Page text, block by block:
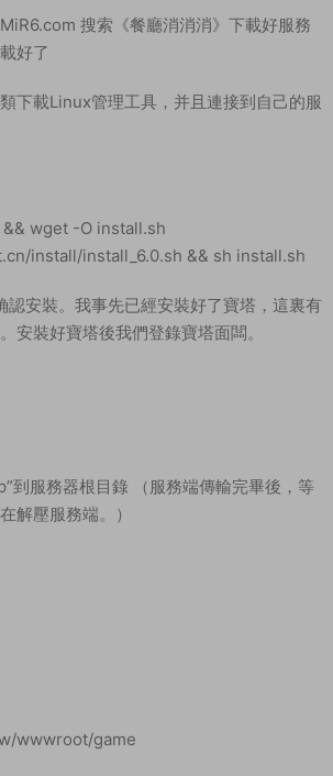
搜索《餐廳消消消》下載好服務
好了
下載Linux管理工具，并且連接到自己的服
wget -O install.sh
install/install_6.0.sh && sh install.sh
認安裝。我事先已經安裝好了寶塔，這裏有
安裝好寶塔後我們登錄寶塔面闆。
到服務器根目錄 （服務端傳輸完畢後，等
解壓服務端。）
wwwroot/game